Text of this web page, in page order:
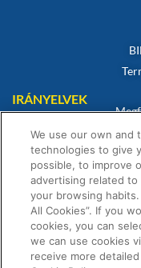
IRÁNYELVEK
We use our own and
technologies to give
possible, to improve
advertising related
your browsing
All Cookies”. If you
cookies, you can
we can use cookies
receive more